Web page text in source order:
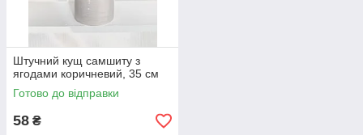
Штучний кущ самшиту з
ягодами коричневий, 35 см
Готово до відправки
58 ₴